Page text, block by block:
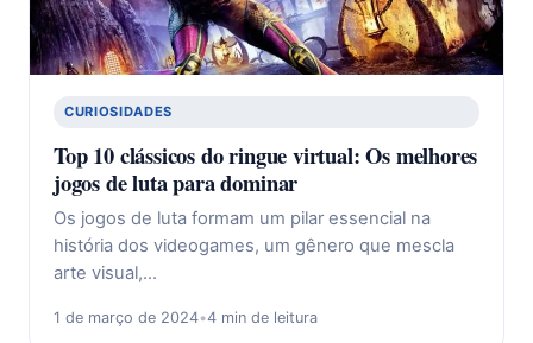
CURIOSIDADES
Top 10 clássicos do ringue virtual: Os melhores
jogos de luta para dominar
Os jogos de luta formam um pilar essencial na
história dos videogames, um gênero que mescla
arte visual,…
1 de março de 2024•4 min de leitura